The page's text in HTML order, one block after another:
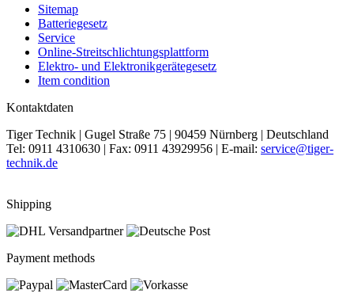
Sitemap
Batteriegesetz
Service
Online-Streitschlichtungsplattform
Elektro- und Elektronikgerätegesetz
Item condition
Kontaktdaten
Tiger Technik | Gugel Straße 75 | 90459 Nürnberg | Deutschland
Tel: 0911 4310630 | Fax: 0911 43929956 | E-mail: service@tiger-
technik.de
Shipping
Payment methods